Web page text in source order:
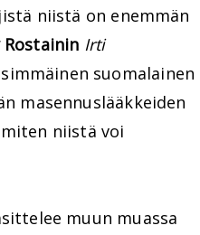
niistä on enemmän
Rostainin Irti
suomalainen
masennuslääkkeiden
niistä voi
muun muassa